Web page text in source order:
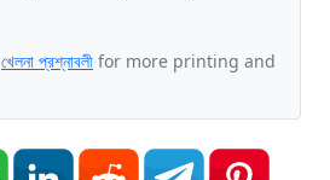
খেলনা প্রশ্নাবলী for more printing and